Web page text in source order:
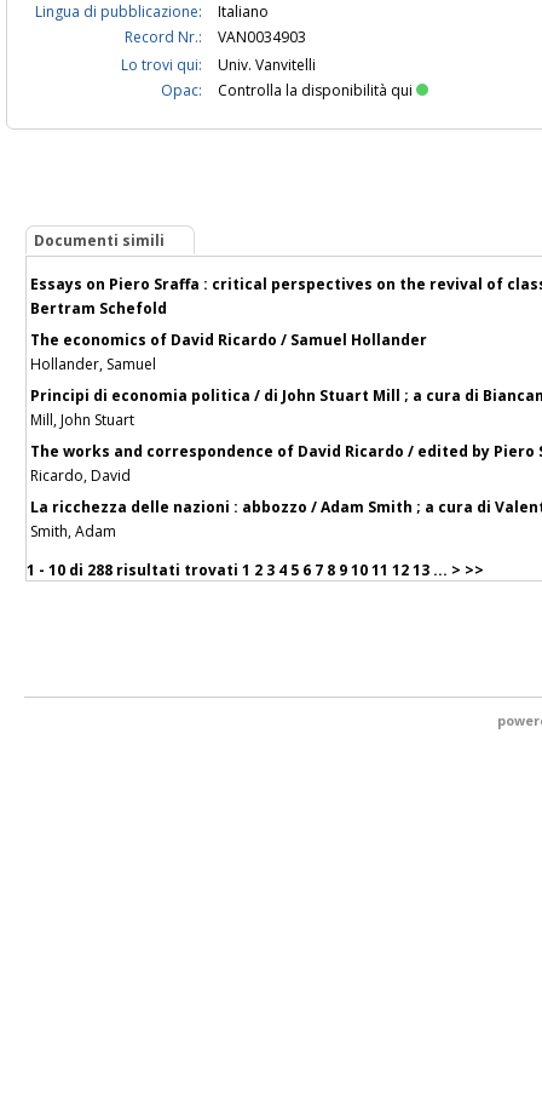
Lingua di pubblicazione:
Italiano
Record Nr.:
VAN0034903
Lo trovi qui:
Univ. Vanvitelli
Opac:
Controlla la disponibilità qui
Documenti simili
Essays on Piero Sraffa : critical perspectives on the revival of
Bertram Schefold
The economics of David Ricardo / Samuel Hollander
Hollander, Samuel
Principi di economia politica / di John Stuart Mill ; a cura di
Mill, John Stuart
The works and correspondence of David Ricardo / edited by
Ricardo, David
La ricchezza delle nazioni : abbozzo / Adam Smith ; a cura di
Smith, Adam
1 - 10 di 288 risultati trovati 1 2 3 4 5 6 7 8 91011 1213 ... > >>